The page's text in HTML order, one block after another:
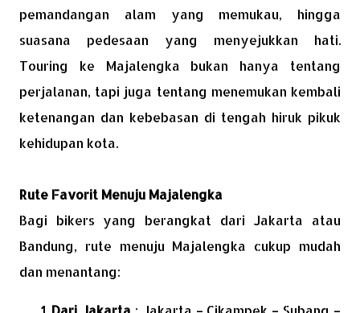
pemandangan alam yang memukau, hingga
suasana pedesaan yang menyejukkan hati.
Touring ke Majalengka bukan hanya tentang
perjalanan, tapi juga tentang menemukan kembali
ketenangan dan kebebasan di tengah hiruk pikuk
kehidupan kota.
Rute Favorit Menuju Majalengka
Bagi bikers yang berangkat dari Jakarta atau
Bandung, rute menuju Majalengka cukup mudah
dan menantang: